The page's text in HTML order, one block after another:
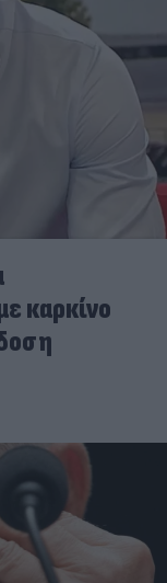
καρκίνο